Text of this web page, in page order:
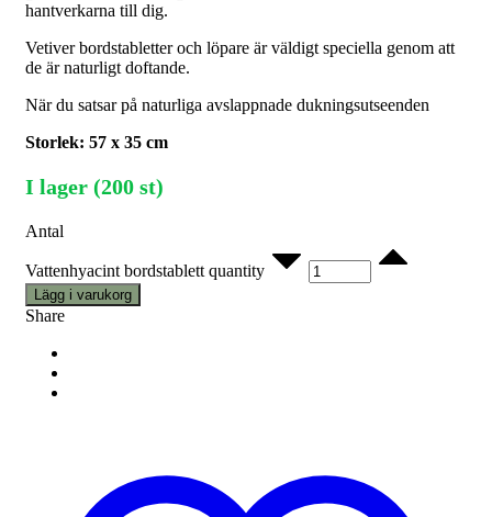
hantverkarna till dig.
Vetiver bordstabletter och löpare är väldigt speciella genom att
de är naturligt doftande.
När du satsar på naturliga avslappnade dukningsutseenden
Storlek: 57 x 35 cm
I lager (200 st)
Antal
Vattenhyacint bordstablett quantity
Lägg i varukorg
Share